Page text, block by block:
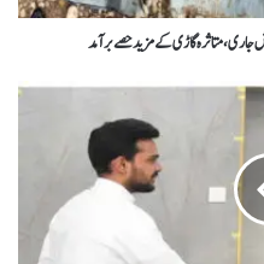
جاری، متاثرہ گاڑی کے مزید حصے برآمد